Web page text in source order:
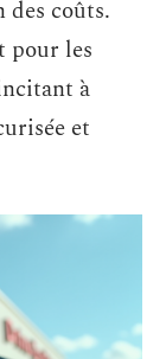
coûts.
pour les
à
et